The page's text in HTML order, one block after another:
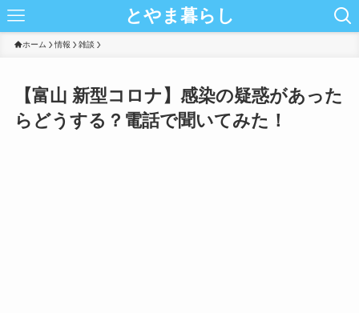
とやま暮らし
ホーム 情報 雑談
【富山 新型コロナ】感染の疑惑があった
らどうする？電話で聞いてみた！